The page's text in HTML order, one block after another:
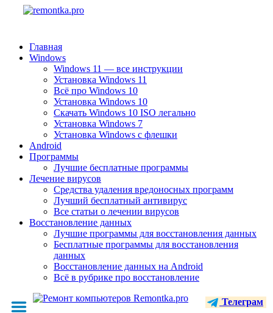
Главная
Windows
Windows 11 — все инструкции
Установка Windows 11
Всё про Windows 10
Установка Windows 10
Скачать Windows 10 ISO легально
Установка Windows 7
Установка Windows с флешки
Android
Программы
Лучшие бесплатные программы
Лечение вирусов
Средства удаления вредоносных программ
Лучший бесплатный антивирус
Все статьи о лечении вирусов
Восстановление данных
Лучшие программы для восстановления данных
Бесплатные программы для восстановления
данных
Восстановление данных на Android
Всё в рубрике про восстановление
Телеграм